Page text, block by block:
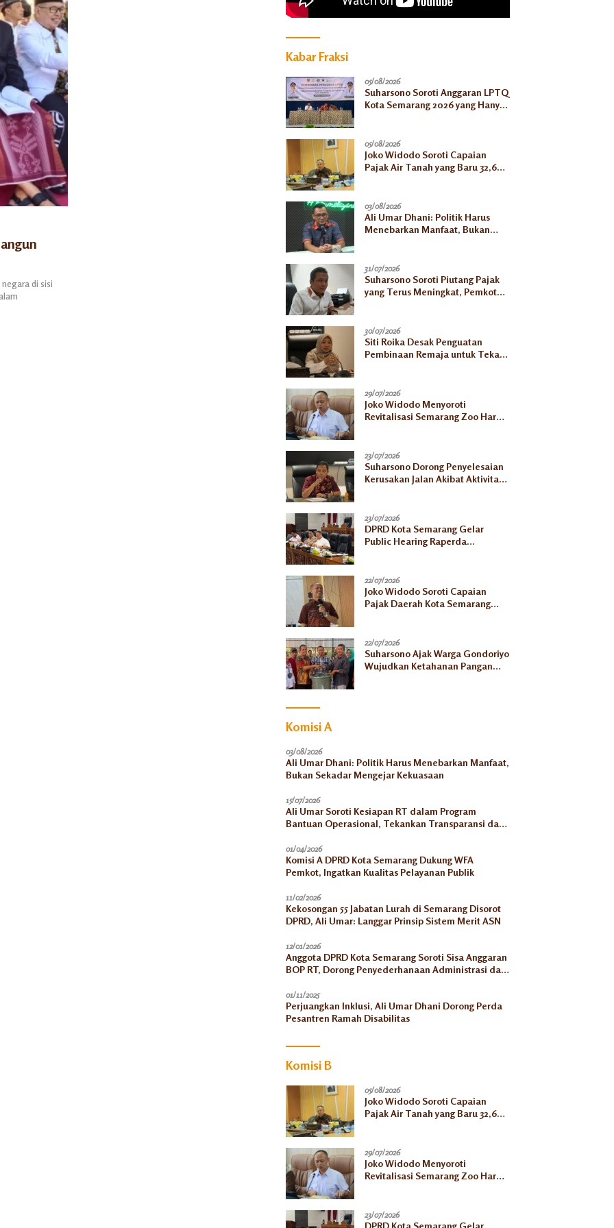
di sisi
Kabar Fraksi
05/08/2026
Suharsono Soroti Anggaran LPTQ
Kota Semarang 2026 yang Hanya
05/08/2026
Joko Widodo Soroti Capaian
Pajak Air Tanah yang Baru 32,66
03/08/2026
Ali Umar Dhani: Politik Harus
Menebarkan Manfaat, Bukan
31/07/2026
Suharsono Soroti Piutang Pajak
yang Terus Meningkat, Pemkot
30/07/2026
Siti Roika Desak Penguatan
Pembinaan Remaja untuk Tekan
29/07/2026
Joko Widodo Menyoroti
Revitalisasi Semarang Zoo Harus
23/07/2026
Suharsono Dorong Penyelesaian
Kerusakan Jalan Akibat Aktivitas
23/07/2026
DPRD Kota Semarang Gelar
Public Hearing Raperda
22/07/2026
Joko Widodo Soroti Capaian
Pajak Daerah Kota Semarang
22/07/2026
Suharsono Ajak Warga Gondoriyo
Wujudkan Ketahanan Pangan
Komisi A
03/08/2026
Ali Umar Dhani: Politik Harus Menebarkan Manfaat,
Bukan Sekadar Mengejar Kekuasaan
15/07/2026
Ali Umar Soroti Kesiapan RT dalam Program
Bantuan Operasional, Tekankan Transparansi dan
01/04/2026
Komisi A DPRD Kota Semarang Dukung WFA
Pemkot, Ingatkan Kualitas Pelayanan Publik
11/02/2026
Kekosongan 55 Jabatan Lurah di Semarang Disorot
DPRD, Ali Umar: Langgar Prinsip Sistem Merit ASN
12/01/2026
Anggota DPRD Kota Semarang Soroti Sisa Anggaran
BOP RT, Dorong Penyederhanaan Administrasi dan
01/11/2025
Perjuangkan Inklusi, Ali Umar Dhani Dorong Perda
Pesantren Ramah Disabilitas
Komisi B
05/08/2026
Joko Widodo Soroti Capaian
Pajak Air Tanah yang Baru 32,66
29/07/2026
Joko Widodo Menyoroti
Revitalisasi Semarang Zoo Harus
23/07/2026